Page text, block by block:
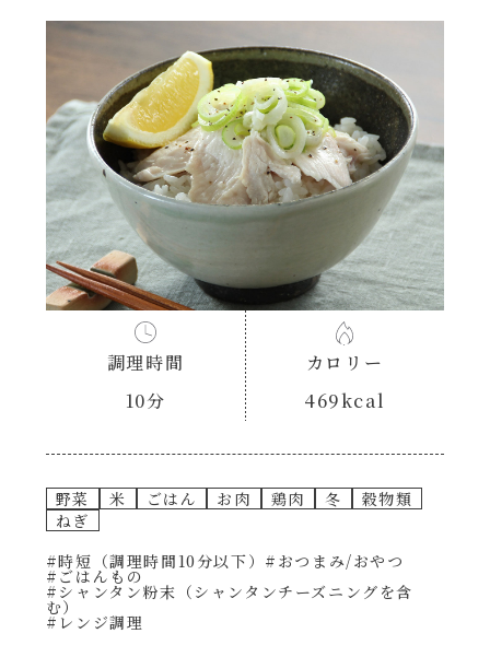
朝シャン（パン派）
ヘルシー（150kcal以下）
時短（調理時間10分以下）
お弁当
おつまみ/おやつ
主菜
副菜
ごはんもの
あえるハコネーゼ明太子
あえるハコネーゼナポリタン
あえるハコネーゼジェノベーゼ
あえるハコネーゼペペロンチーノ
あえるハコネーゼたらこクリーム
シャンタンシリーズ
創味のつゆ
創味のつゆあまくち
創味のつゆ減塩
調理時間
10分
カロリー
469kcal
野菜 米 ごはん お肉 鶏肉 冬
穀物類
ねぎ
#時短（調理時間10分以下） #おつまみ/おやつ
#ごはんもの
#シャンタン粉末（シャンタンチーズニングを含
む）
#レンジ調理